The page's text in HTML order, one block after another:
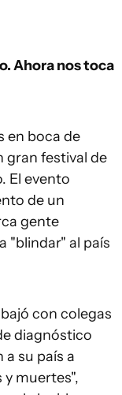
Ahora nos toca
en boca de
gran festival de
El evento
de un
gente
"blindar" al país
con colegas
diagnóstico
a su país a
y muertes",